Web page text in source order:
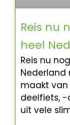
Reis nu
heel
Reis nu
Nederland
maakt van
deelfiets, -
uit vele